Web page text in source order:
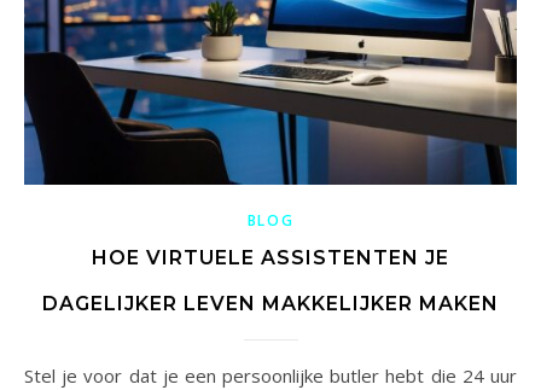
BLOG
HOE VIRTUELE ASSISTENTEN JE
DAGELIJKER LEVEN MAKKELIJKER MAKEN
Stel je voor dat je een persoonlijke butler hebt die 24 uur